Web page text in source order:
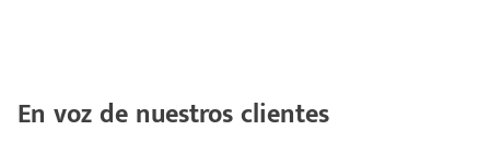
En voz de nuestros clientes